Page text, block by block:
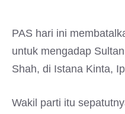
PAS hari ini
untuk mengadap
Shah, di Istana Kinta,
Wakil parti itu